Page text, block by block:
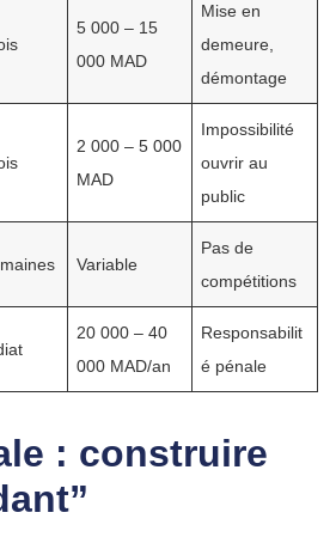
5 000 – 15
000 MAD
Mise en
demeure,
démontage
2 000 – 5 000
MAD
Impossibilité
ouvrir au
public
Variable
Pas de
compétitions
20 000 – 40
000 MAD/an
Responsabilit
é pénale
: construire